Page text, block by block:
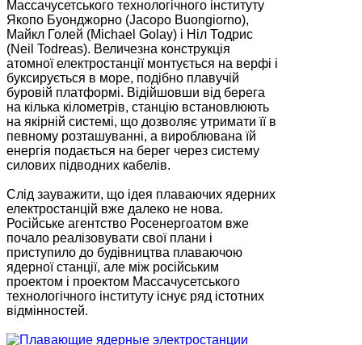
Массачусетського технологічного інституту
Якопо Буонджорно (Jacopo Buongiorno),
Майкл Голей (Michael Golay) і Ніл Тодрис
(Neil Todreas). Величезна конструкція
атомної електростанції монтується на верфі і
буксирується в море, подібно плавучій
буровій платформі. Відійшовши від берега
на кілька кілометрів, станцію встановлюють
на якірній системі, що дозволяє утримати її в
певному розташуванні, а вироблювана їй
енергія подається на берег через систему
силових підводних кабелів.
Слід зауважити, що ідея плаваючих ядерних
електростанцій вже далеко не нова.
Російське агентство Росенергоатом вже
почало реалізовувати свої плани і
приступило до будівництва плаваючою
ядерної станції, але між російським
проектом і проектом Массачусетського
технологічного інституту існує ряд істотних
відмінностей.